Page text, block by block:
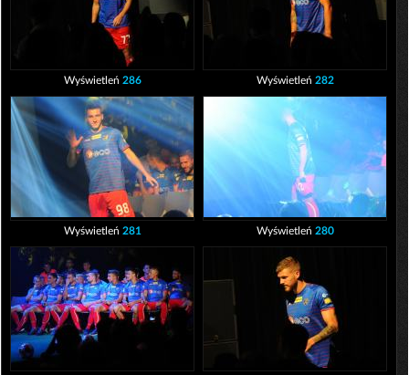
Wyświetleń 286 Wyświetleń 282
Wyświetleń 281 Wyświetleń 280